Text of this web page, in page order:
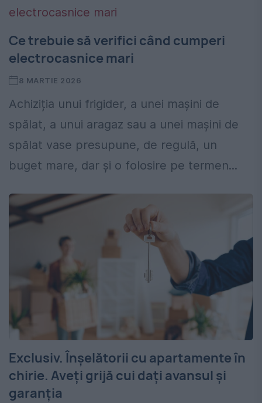
Ce trebuie să verifici când cumperi
electrocasnice mari
8 MARTIE 2026
Achiziția unui frigider, a unei mașini de
spălat, a unui aragaz sau a unei mașini de
spălat vase presupune, de regulă, un
buget mare, dar și o folosire pe termen...
Exclusiv. Înșelătorii cu apartamente în
chirie. Aveți grijă cui dați avansul și
garanția